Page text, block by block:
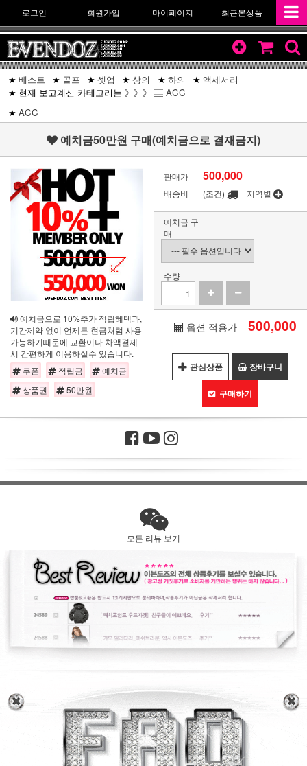
로그인 회원가입 마이페이지 최근본상품
베스트 골프 셋업 상의 하의
액세서리
현재 보고계신 카테고리는 》》》 ▤ ACC
ACC
예치금50만원 구매(예치금으로 결재금지)
예치금으로 10%추가 적립혜택과,
기간제약 없이 언제든 현금처럼 사용
가능하기때문에 교환이나 차액결제
시 간편하게 이용하실수 있습니다.
쿠폰
적립금
예치금
상품권
50만원
판매가 500,000
배송비 (조건) 지역별
예치금 구
매
수량
옵션 적용가 500,000
관심상품 장바구니
구매하기
모든 리뷰 보기